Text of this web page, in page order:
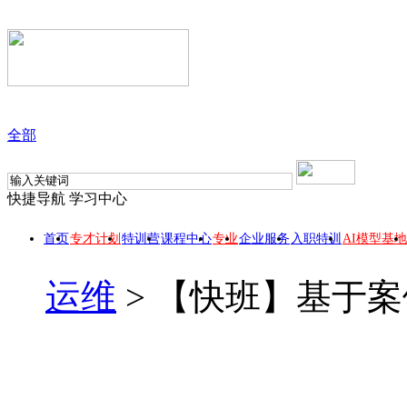
全部
快捷导航 学习中心
首页专才计划 特训营课程中心专业企业服务 入职特训 AI模型基地
运维 > 【快班】基于